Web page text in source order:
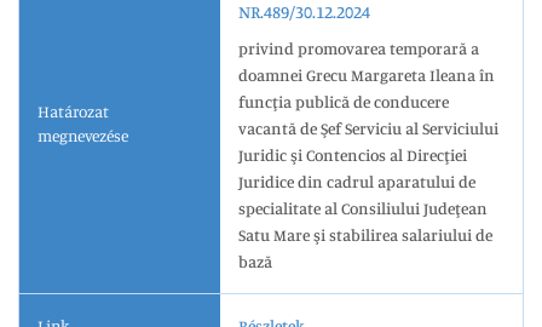
Határozat
megnevezése
NR.489/30.12.2024
privind promovarea temporară a
doamnei Grecu Margareta Ileana în
funcţia publică de conducere
vacantă de Şef Serviciu al Serviciului
Juridic şi Contencios al Direcţiei
Juridice din cadrul aparatului de
specialitate al Consiliului Judeţean
Satu Mare şi stabilirea salariului de
bază